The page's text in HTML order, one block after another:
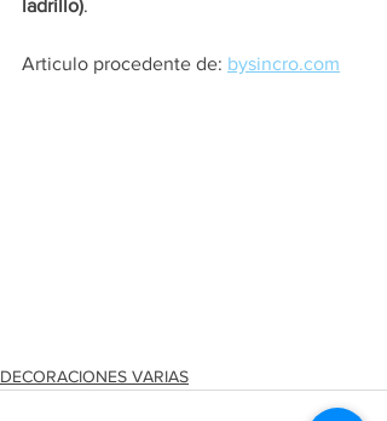
ladrillo).
Articulo procedente de: bysincro.com
DECORACIONES VARIAS